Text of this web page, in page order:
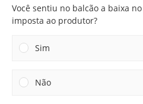
Você sentiu no balcão a baixa
imposta ao produtor?
Sim
Não